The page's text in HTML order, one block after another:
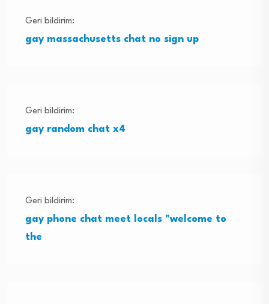
Geri bildirim:
gay massachusetts chat no sign up
Geri bildirim:
gay random chat x4
Geri bildirim:
gay phone chat meet locals "welcome to
the